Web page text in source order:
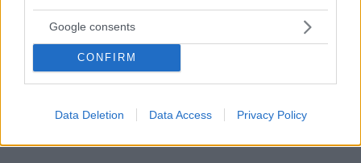
Google consents
CONFIRM
Data Deletion Data Access Privacy Policy
Η Λίλα Μπακλέση έφερε στον κόσμο
το πρώτο της παιδί, δείτε την
ανάρτηση του συντρόφου της περί...